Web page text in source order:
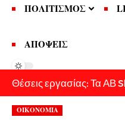
ΠΟΛΙΤΙΣΜΟΣ
ΑΠΟΨΕΙΣ
Θέσεις εργασίας: Τα ΑΒ
ΟΙΚΟΝΟΜΙΑ